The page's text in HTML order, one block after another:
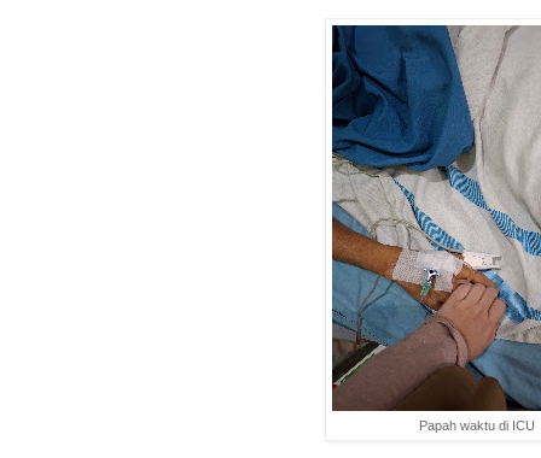
Papah waktu di ICU